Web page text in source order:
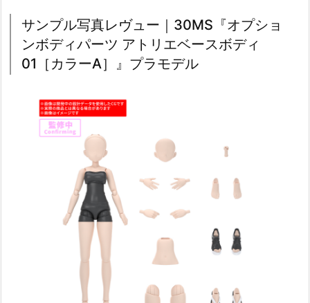
サンプル写真レヴュー｜30MS『オプショ
ンボディパーツ アトリエベースボディ
01［カラーA］』プラモデル